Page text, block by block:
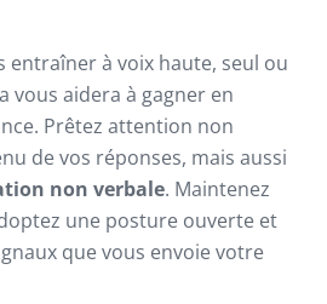
entraîner à voix haute, seul ou
vous aidera à gagner en
Prêtez attention non
de vos réponses, mais aussi
non verbale. Maintenez
une posture ouverte et
que vous envoie votre